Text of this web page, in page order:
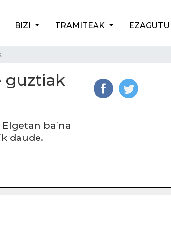
BIZI TRAMITEAK EZAGUTU
guztiak
Elgetan baina
daude.